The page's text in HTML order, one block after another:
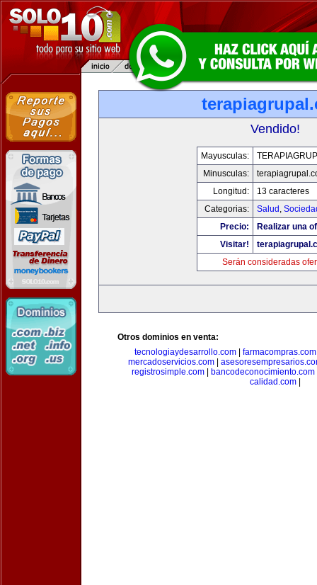
Vendido!
Mayusculas:
Minusculas:
Longitud:
13 caracteres
Categorias:
Salud ,
Precio:
Realizar una
Visitar!
Serán consideradas
Otros dominios en venta:
tecnologiaydesarrollo.com
farmacompras.com
mercadoservicios.com|
registrosimple.com
bancodeconocimiento.com
calidad.com